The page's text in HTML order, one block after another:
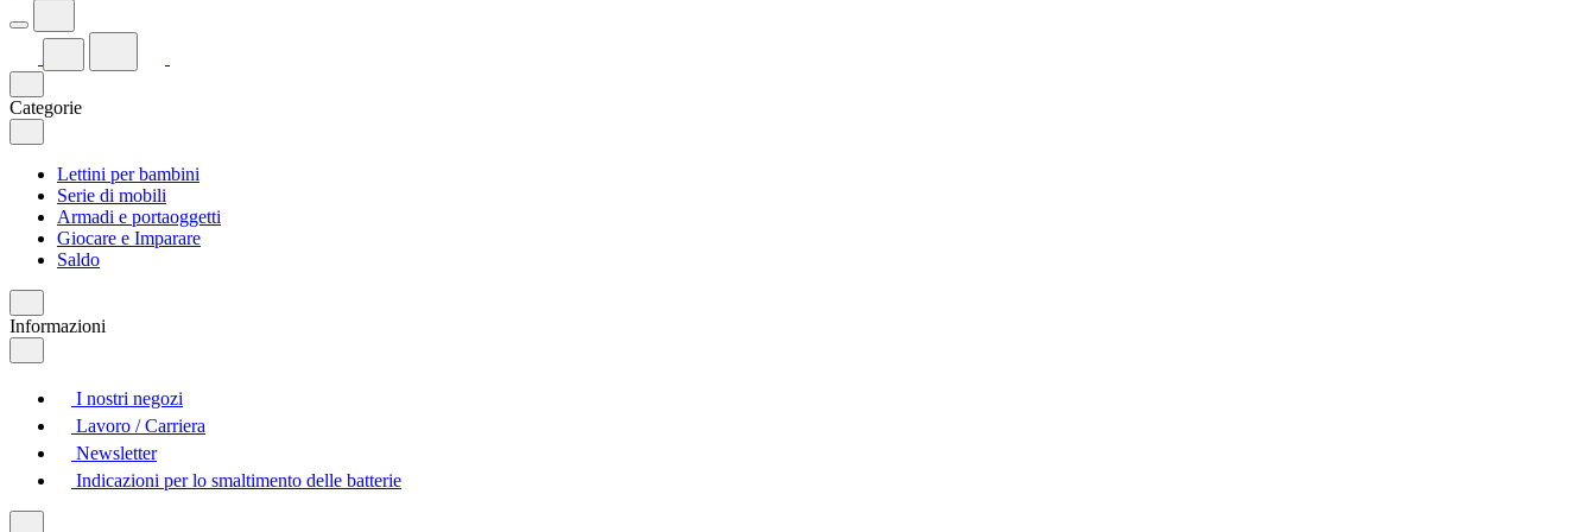
Categorie
Lettini per bambini
Serie di mobili
Armadi e portaoggetti
Giocare e Imparare
Saldo
Informazioni
I nostri negozi
Lavoro / Carriera
Newsletter
Indicazioni per lo smaltimento delle batterie